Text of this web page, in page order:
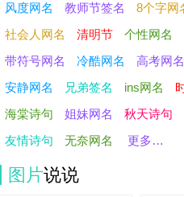
风度网名
教师节签名 8个字网
社会人网名
清明节 个性网名
带符号网名
冷酷网名 高考网名
安静网名
兄弟签名 ins网名
海棠诗句
姐妹网名 秋天诗句
友情诗句
无奈网名 更多…
图片说说